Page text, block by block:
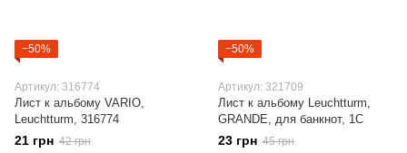
−50%
Артикул: 316774
Лист к альбому VARIO,
Leuchtturm, 316774
21 грн 42 грн
−50%
Артикул: 321709
Лист к альбому Leuchtturm,
GRANDE, для банкнот, 1C
23 грн 45 грн